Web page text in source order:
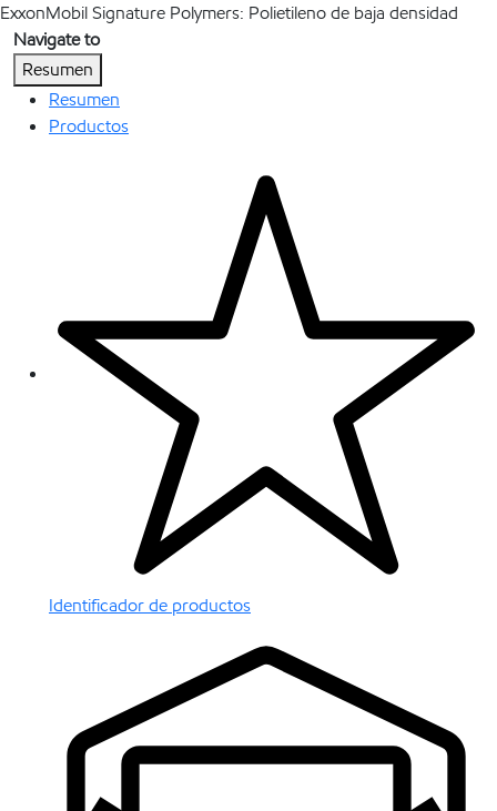
ExxonMobil Signature Polymers: Polietileno de baja densidad
Navigate to
Resumen
Resumen
Productos
Identificador de productos